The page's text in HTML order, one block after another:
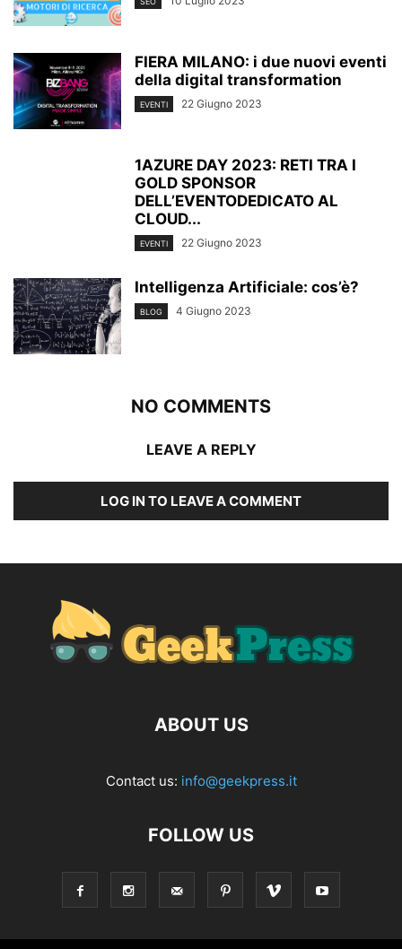
FIERA MILANO: i due nuovi eventi
della digital transformation
EVENTI 22 Giugno 2023
1AZURE DAY 2023: RETI TRA I
GOLD SPONSOR
DELL’EVENTODEDICATO AL
CLOUD...
EVENTI 22 Giugno 2023
Intelligenza Artificiale: cos’è?
BLOG 4 Giugno 2023
NO COMMENTS
LEAVE A REPLY
LOG IN TO LEAVE A COMMENT
ABOUT US
Contact us: info@geekpress.it
FOLLOW US